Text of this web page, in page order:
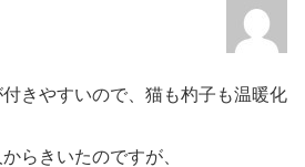
きやすいので、猫も杓子も温暖化
らきいたのですが、